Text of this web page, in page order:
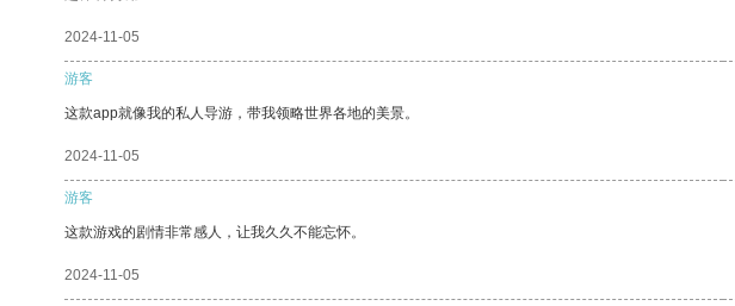
2024-11-05
游客
这款app就像我的私人导游，带我领略世界各地的美景。
2024-11-05
游客
这款游戏的剧情非常感人，让我久久不能忘怀。
2024-11-05